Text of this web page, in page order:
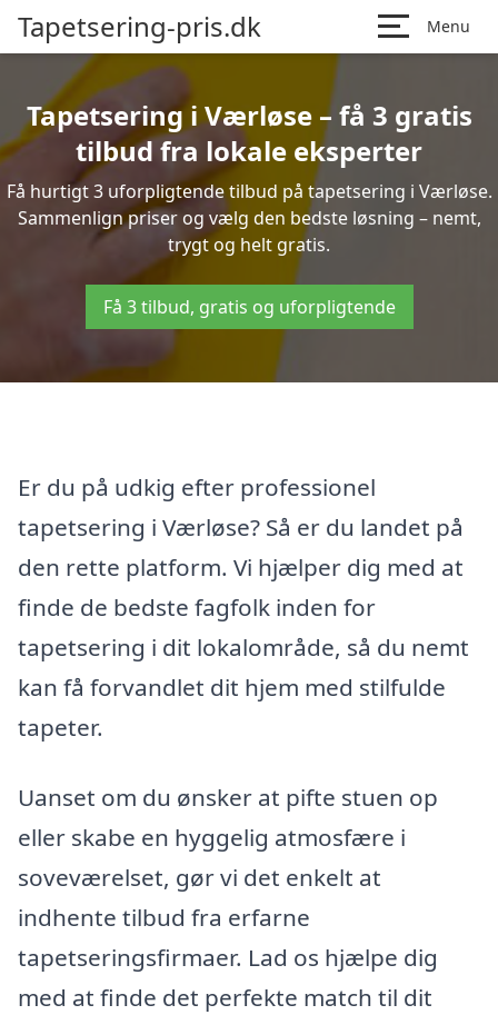
Tapetsering-pris.dk Menu
Tapetsering i Værløse – få 3 gratis
tilbud fra lokale eksperter
Få hurtigt 3 uforpligtende tilbud på tapetsering i Værløse.
Sammenlign priser og vælg den bedste løsning – nemt,
trygt og helt gratis.
Få 3 tilbud, gratis og uforpligtende
Er du på udkig efter professionel
tapetsering i Værløse? Så er du landet på
den rette platform. Vi hjælper dig med at
finde de bedste fagfolk inden for
tapetsering i dit lokalområde, så du nemt
kan få forvandlet dit hjem med stilfulde
tapeter.
Uanset om du ønsker at pifte stuen op
eller skabe en hyggelig atmosfære i
soveværelset, gør vi det enkelt at
indhente tilbud fra erfarne
tapetseringsfirmaer. Lad os hjælpe dig
med at finde det perfekte match til dit